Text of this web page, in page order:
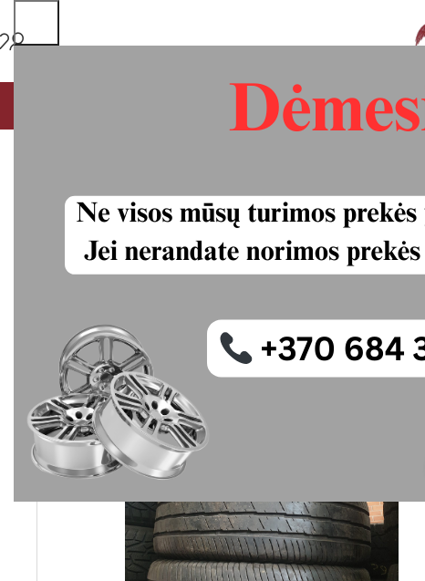
MŪSŲ PASLAUGOSVISOS PREKĖS
Continental